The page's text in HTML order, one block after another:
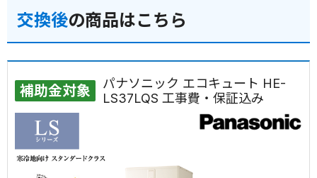
交換後の商品はこちら
補助金対象
パナソニック エコキュート HE-
LS37LQS 工事費・保証込み